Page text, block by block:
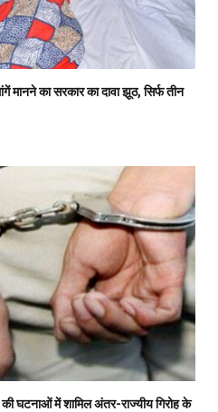
का सरकार का दावा झूठ, सिर्फ तीन
घटनाओं में शामिल अंतर-राज्यीय गिरोह के